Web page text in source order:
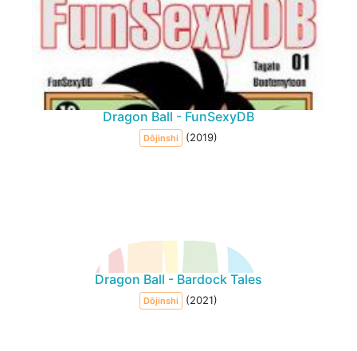
Dragon Ball - FunSexyDB
Dôjinshi (2019)
Dragon Ball - Bardock Tales
Dôjinshi (2021)